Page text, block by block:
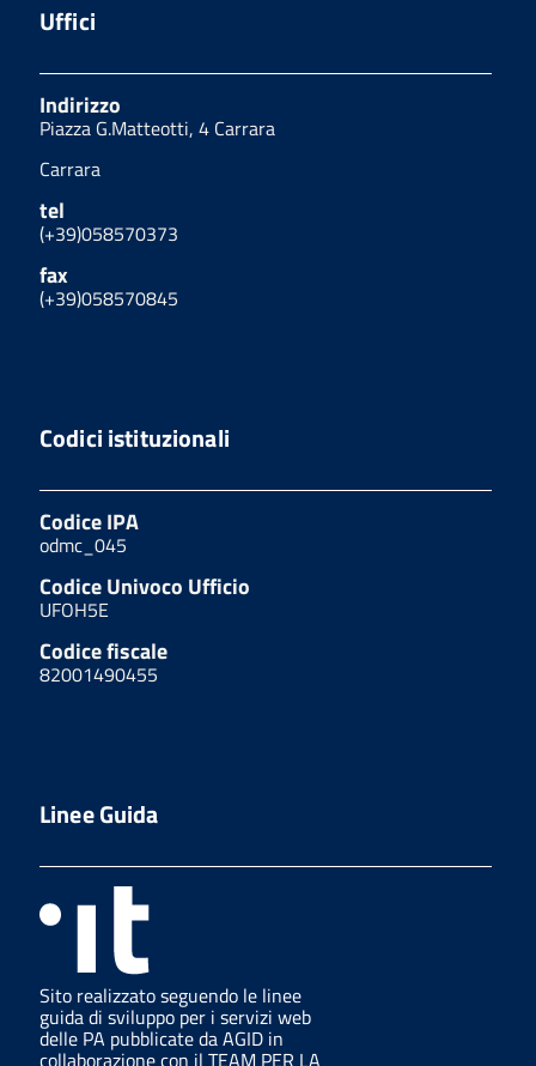
Uffici
Indirizzo
Piazza G.Matteotti, 4 Carrara
Carrara
tel
(+39)058570373
fax
(+39)058570845
Codici istituzionali
Codice IPA
odmc_045
Codice Univoco Ufficio
UFOH5E
Codice fiscale
82001490455
Linee Guida
Sito realizzato seguendo le linee
guida di sviluppo per i servizi web
delle PA pubblicate da AGID in
collaborazione con il TEAM PER LA